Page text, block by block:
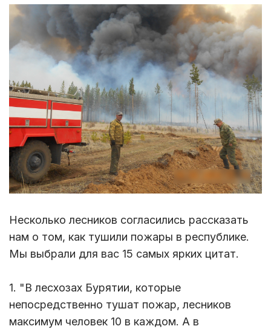
Несколько лесников согласились рассказать
нам о том, как тушили пожары в республике.
Мы выбрали для вас 15 самых ярких цитат.
1. "В лесхозах Бурятии, которые
непосредственно тушат пожар, лесников
максимум человек 10 в каждом. А в